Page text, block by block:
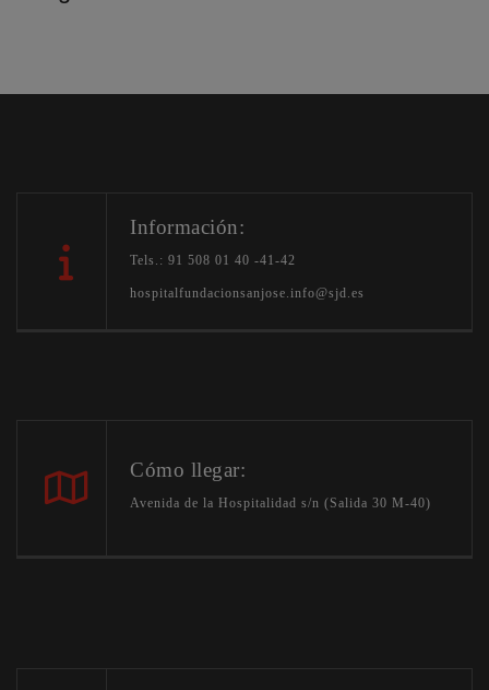
Información:
Tels.: 91 508 01 40 -41-42
hospitalfundacionsanjose.info@sjd.es
Cómo llegar:
Avenida de la Hospitalidad s/n (Salida 30 M-40)